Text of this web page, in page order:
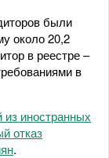
были
около 20,2
в реестре –
в
из иностранных
отказ
.